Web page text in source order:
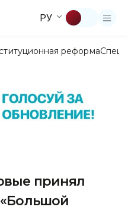
РУ
реформа
принял